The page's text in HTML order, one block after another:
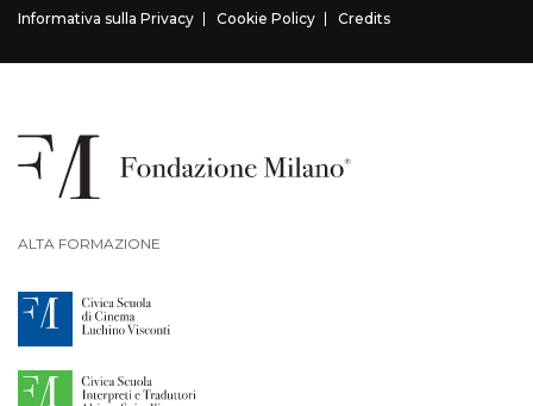
Informativa sulla Privacy
Cookie Policy Credits
ALTA FORMAZIONE